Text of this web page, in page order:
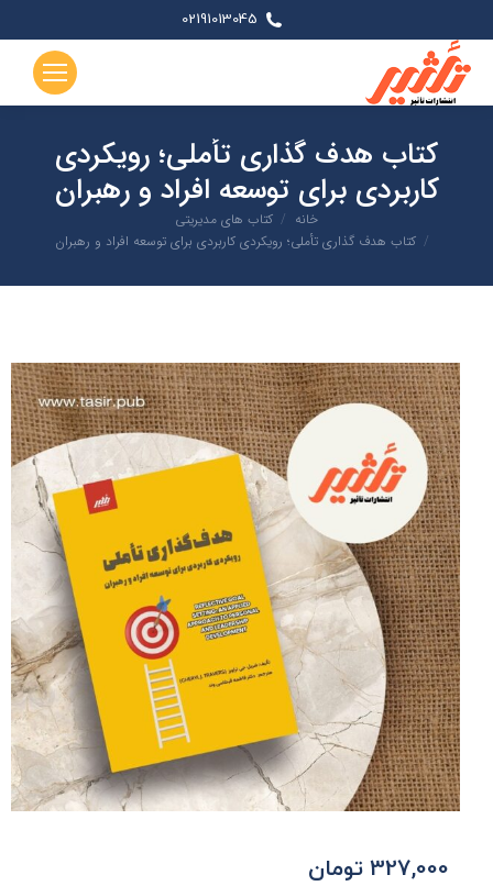
02191013045
کتاب هدف گذاری تأملی؛ رویکردی
کاربردی برای توسعه افراد و رهبران
خانه
کتاب های مدیریتی
کتاب هدف گذاری تأملی؛ رویکردی کاربردی برای توسعه افراد و رهبران
327,000 تومان